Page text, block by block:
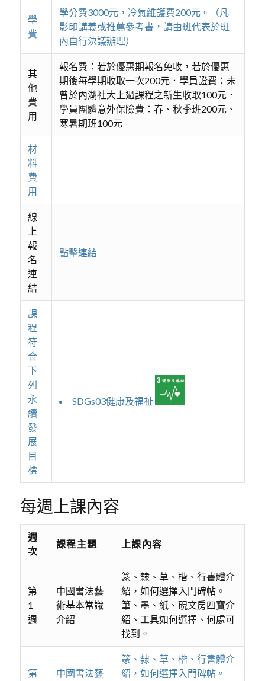
學
費
學分費3000元，冷氣維護費200元。（凡
影印講義或推薦參考書，請由班代表於班
內自行決議辦理）
其
他
費
用
報名費：若於優惠期報名免收，若於優惠
期後每學期收取一次200元．學員證費：未
曾於內湖社大上過課程之新生收取100元．
學員團體意外保險費：春、秋季班200元、
寒暑期班100元
材
料
費
用
線
上
報
名
連
結
點擊連結
課
程
符
合
下
列
永
續
發
展
目
標
SDGs03健康及福祉
每週上課內容
週
次
課程主題 上課內容
第
1
週
中國書法藝
術基本常識
介紹
篆、隸、草、楷、行書體介
紹，如何選擇入門碑帖。
筆、墨、紙、硯文房四寶介
紹、工具如何選擇、何處可
找到。
第
中國書法藝
篆、隸、草、楷、行書體介
紹，如何選擇入門碑帖。